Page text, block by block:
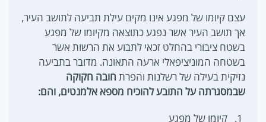
עצם קיומו של מפגע אינו מקים עילת תביעה לתושב העיר,
אך תושב העיר אשר נפגע כתוצאה מקיומו של מפגע
בשטח ציבורי בהחלט זכאי לתבוע את הרשות אשר
בשטחה המוניציפאלי ארעה התאונה. מדובר בתביעה
נזיקית בעילה של רשלנות והפרת חובה חקוקה
שבמסגרתה על התובע להוכיח מספא אלמנטים, והם: